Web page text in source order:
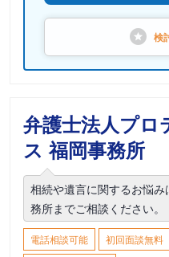
検
弁護士法人プロ
ス 福岡事務所
相続や遺言に関するお悩
務所までご相談ください。
電話相談可能 初回面談無料